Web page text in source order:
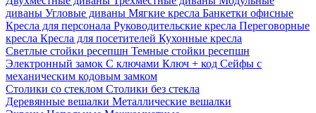
диваны Угловые диваны Мягкие кресла Банкетки офисные
Кресла для персонала Руководительские кресла Переговорные
кресла Кресла для посетителей Кухонные кресла
Светлые стойки ресепшн Темные стойки ресепшн
Электронный замок С ключами Ключ + код Сейфы с
механическим кодовым замком
Столики со стеклом Столики без стекла
Деревянные вешалки Металлические вешалки